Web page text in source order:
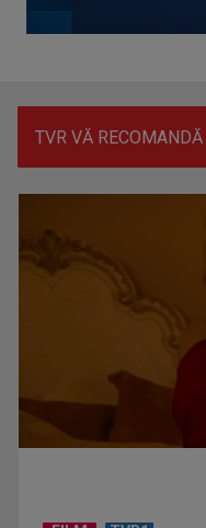
CM 2026: Franța,